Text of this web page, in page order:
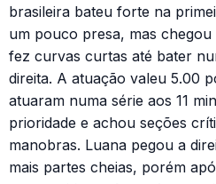
brasileira bateu forte na
um pouco presa, mas
fez curvas curtas até bater
direita. A atuação valeu 5.00
atuaram numa série aos 11
prioridade e achou seções
manobras. Luana pegou a
mais partes cheias, porém